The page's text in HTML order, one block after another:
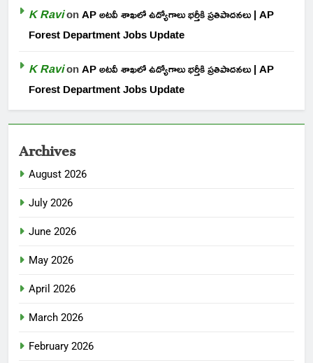
K RavionAP అటవీ శాఖలో ఉద్యోగాలు భర్తీకి ప్రతిపాదనలు | AP
Forest Department Jobs Update
K RavionAP అటవీ శాఖలో ఉద్యోగాలు భర్తీకి ప్రతిపాదనలు | AP
Forest Department Jobs Update
Archives
August 2026
July 2026
June 2026
May 2026
April 2026
March 2026
February 2026